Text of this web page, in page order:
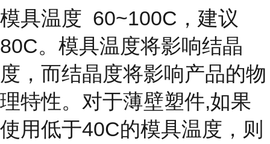
模具温度 60~100C，建议
80C。模具温度将影响结晶
度，而结晶度将影响产品的物
理特性。对于薄壁塑件,如果
使用低于40C的模具温度，则